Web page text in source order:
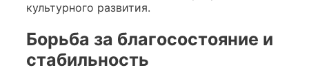
культурного развития.
Борьба за благосостояние и
стабильность